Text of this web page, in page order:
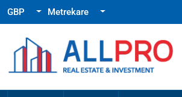
GBP Metrekare